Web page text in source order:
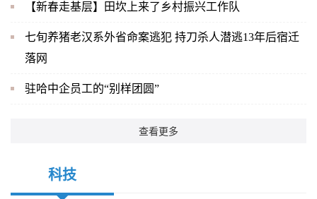
【新春走基层】田坎上来了乡村振兴工作队
七旬养猪老汉系外省命案逃犯 持刀杀人潜逃13年后宿迁
落网
驻哈中企员工的“别样团圆”
查看更多
科技